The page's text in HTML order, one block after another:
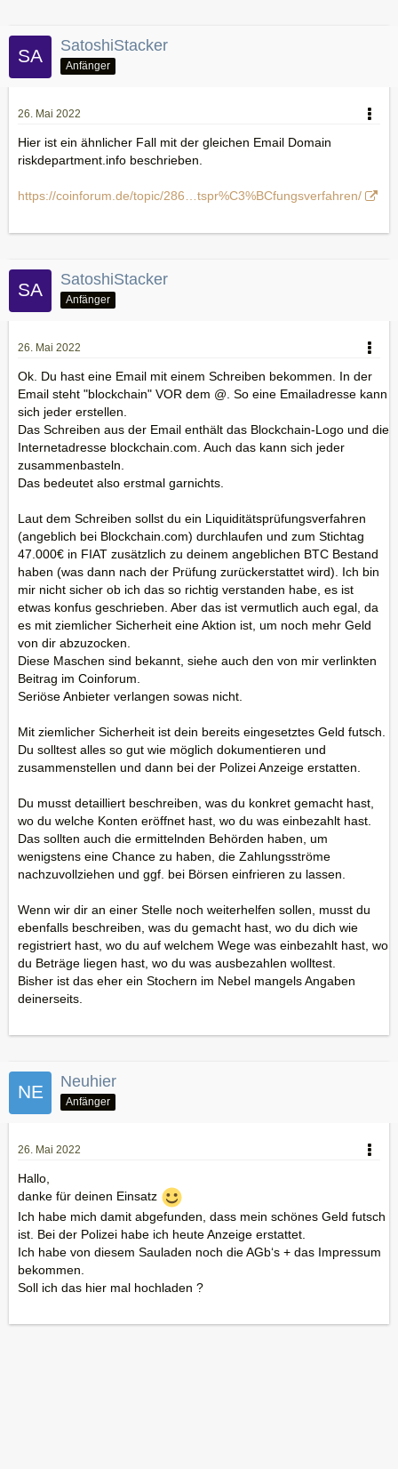
SatoshiStacker
Anfänger
26. Mai 2022
Hier ist ein ähnlicher Fall mit der gleichen Email Domain
riskdepartment.info beschrieben.
https://coinforum.de/topic/286…tspr%C3%BCfungsverfahren/
SatoshiStacker
Anfänger
26. Mai 2022
Ok. Du hast eine Email mit einem Schreiben bekommen. In der
Email steht "blockchain" VOR dem @. So eine Emailadresse kann
sich jeder erstellen.
Das Schreiben aus der Email enthält das Blockchain-Logo und die
Internetadresse blockchain.com. Auch das kann sich jeder
zusammenbasteln.
Das bedeutet also erstmal garnichts.
Laut dem Schreiben sollst du ein Liquiditätsprüfungsverfahren
(angeblich bei Blockchain.com) durchlaufen und zum Stichtag
47.000€ in FIAT zusätzlich zu deinem angeblichen BTC Bestand
haben (was dann nach der Prüfung zurückerstattet wird). Ich bin
mir nicht sicher ob ich das so richtig verstanden habe, es ist
etwas konfus geschrieben. Aber das ist vermutlich auch egal, da
es mit ziemlicher Sicherheit eine Aktion ist, um noch mehr Geld
von dir abzuzocken.
Diese Maschen sind bekannt, siehe auch den von mir verlinkten
Beitrag im Coinforum.
Seriöse Anbieter verlangen sowas nicht.
Mit ziemlicher Sicherheit ist dein bereits eingesetztes Geld futsch.
Du solltest alles so gut wie möglich dokumentieren und
zusammenstellen und dann bei der Polizei Anzeige erstatten.
Du musst detailliert beschreiben, was du konkret gemacht hast,
wo du welche Konten eröffnet hast, wo du was einbezahlt hast.
Das sollten auch die ermittelnden Behörden haben, um
wenigstens eine Chance zu haben, die Zahlungsströme
nachzuvollziehen und ggf. bei Börsen einfrieren zu lassen.
Wenn wir dir an einer Stelle noch weiterhelfen sollen, musst du
ebenfalls beschreiben, was du gemacht hast, wo du dich wie
registriert hast, wo du auf welchem Wege was einbezahlt hast, wo
du Beträge liegen hast, wo du was ausbezahlen wolltest.
Bisher ist das eher ein Stochern im Nebel mangels Angaben
deinerseits.
Neuhier
Anfänger
26. Mai 2022
Hallo,
danke für deinen Einsatz
Ich habe mich damit abgefunden, dass mein schönes Geld futsch
ist. Bei der Polizei habe ich heute Anzeige erstattet.
Ich habe von diesem Sauladen noch die AGb‘s + das Impressum
bekommen.
Soll ich das hier mal hochladen ?